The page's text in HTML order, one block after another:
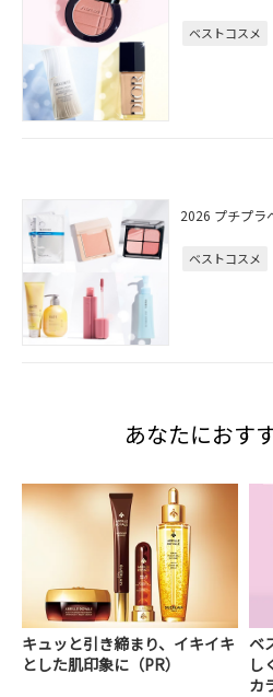
ベストコスメ
2026 プチプラ
ベストコスメ
あなたにおす
キュッと引き締まり、イキイキ
とした肌印象に（PR）
ベ
し
カ